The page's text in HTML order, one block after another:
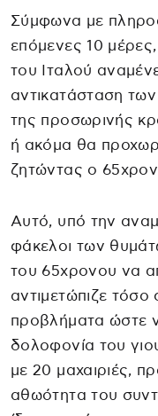
Σύμφωνα με
επόμενες 10
του Ιταλού
αντικατάσταση
της προσωρινής
ή ακόμα θα
ζητώντας ο
Αυτό, υπό την
φάκελοι των
του 65χρονου να
αντιμετώπιζε
προβλήματα ώστε
δολοφονία του
με 20 μαχαιριές,
αθωότητα του